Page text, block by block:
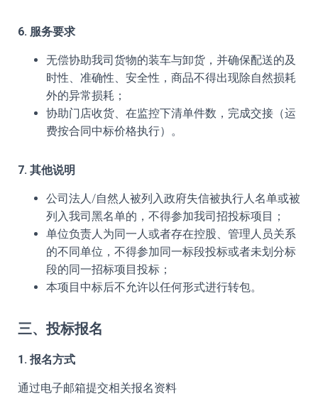
6. 服务要求
无偿协助我司货物的装车与卸货，并确保配送的及
时性、准确性、安全性，商品不得出现除自然损耗
外的异常损耗；
协助门店收货、在监控下清单件数，完成交接（运
费按合同中标价格执行）。
7. 其他说明
公司法人/自然人被列入政府失信被执行人名单或被
列入我司黑名单的，不得参加我司招投标项目；
单位负责人为同一人或者存在控股、管理人员关系
的不同单位，不得参加同一标段投标或者未划分标
段的同一招标项目投标；
本项目中标后不允许以任何形式进行转包。
三、投标报名
1. 报名方式
通过电子邮箱提交相关报名资料